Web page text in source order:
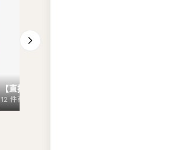
【直播7月29日】Hunter
12件商品